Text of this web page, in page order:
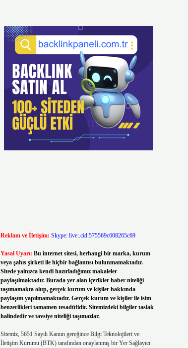
Reklam ve İletişim: Skype: live:.cid.575569c608265c69
Yasal Uyarı: Bu internet sitesi, herhangi bir marka, kurum
veya şahıs şirketi ile hiçbir bağlantısı bulunmamaktadır.
Sitede yalnızca kendi hazırladığımız makaleler
paylaşılmaktadır. Burada yer alan içerikler haber niteliği
taşımamakta olup, gerçek kurum ve kişiler hakkında
paylaşım yapılmamaktadır. Gerçek kurum ve kişiler ile isim
benzerlikleri tamamen tesadüfidir. Sitemizdeki bilgiler taslak
halindedir ve tavsiye niteliği taşımazlar.
Sitemiz, 5651 Sayılı Kanun gereğince Bilgi Teknolojileri ve
İletişim Kurumu (BTK) tarafından onaylanmış bir Yer Sağlayıcı